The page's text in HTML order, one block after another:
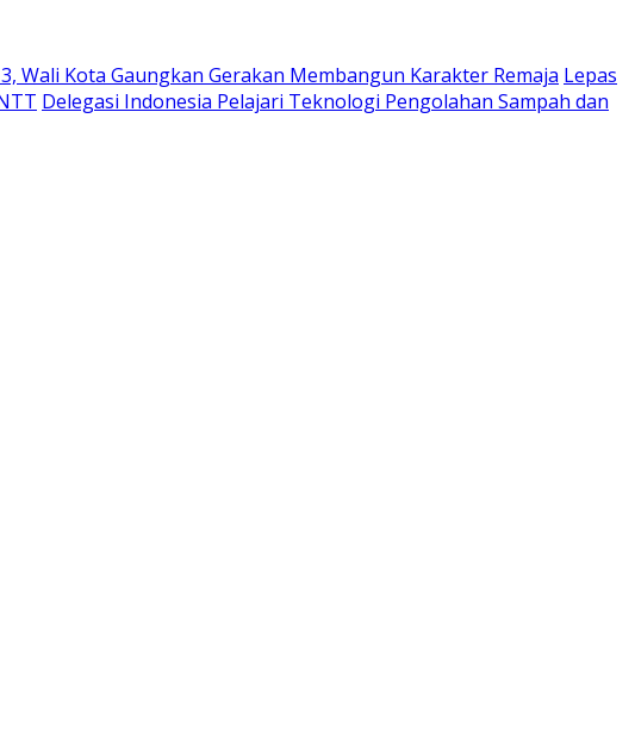
Wali Kota Gaungkan Gerakan Membangun Karakter Remaja Lepas
Delegasi Indonesia Pelajari Teknologi Pengolahan Sampah dan